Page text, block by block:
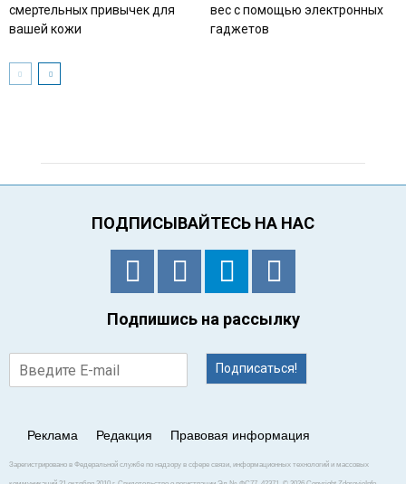
смертельных привычек для
вашей кожи
вес с помощью электронных
гаджетов
ПОДПИСЫВАЙТЕСЬ НА НАС
Подпишись на рассылку
Подписаться!
Реклама Редакция Правовая информация
Зарегистрировано в Федеральной службе по надзору в сфере связи, информационных технологий и массовых